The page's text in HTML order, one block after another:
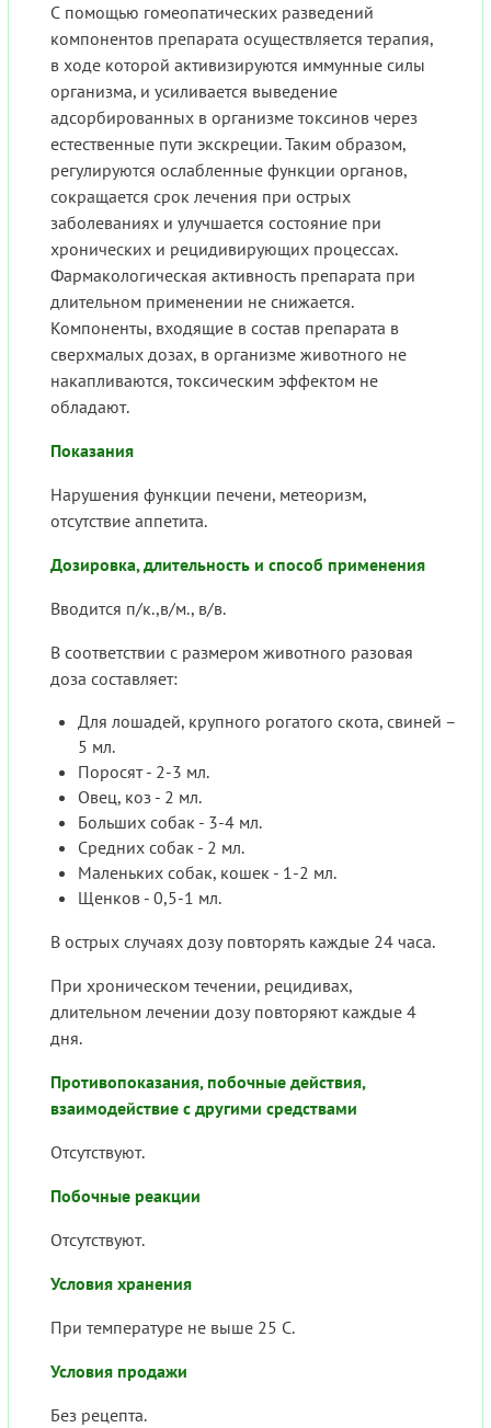
С помощью гомеопатических разведений
компонентов препарата осуществляется терапия,
в ходе которой активизируются иммунные силы
организма, и усиливается выведение
адсорбированных в организме токсинов через
естественные пути экскреции. Таким образом,
регулируются ослабленные функции органов,
сокращается срок лечения при острых
заболеваниях и улучшается состояние при
хронических и рецидивирующих процессах.
Фармакологическая активность препарата при
длительном применении не снижается.
Компоненты, входящие в состав препарата в
сверхмалых дозах, в организме животного не
накапливаются, токсическим эффектом не
обладают.
Показания
Нарушения функции печени, метеоризм,
отсутствие аппетита.
Дозировка, длительность и способ применения
Вводится п/к.,в/м., в/в.
В соответствии с размером животного разовая
доза составляет:
Для лошадей, крупного рогатого скота, свиней –
5 мл.
Поросят - 2-3 мл.
Овец, коз - 2 мл.
Больших собак - 3-4 мл.
Средних собак - 2 мл.
Маленьких собак, кошек - 1-2 мл.
Щенков - 0,5-1 мл.
В острых случаях дозу повторять каждые 24 часа.
При хроническом течении, рецидивах,
длительном лечении дозу повторяют каждые 4
дня.
Противопоказания, побочные действия,
взаимодействие с другими средствами
Отсутствуют.
Побочные реакции
Отсутствуют.
Условия хранения
При температуре не выше 25 С.
Условия продажи
Без рецепта.